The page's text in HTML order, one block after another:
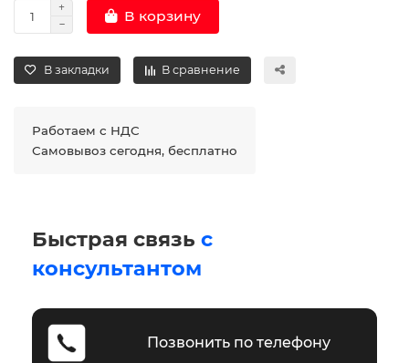
В корзину
В закладки В сравнение
Работаем с НДС
Самовывоз сегодня, бесплатно
Быстрая связь с
консультантом
Позвонить по телефону